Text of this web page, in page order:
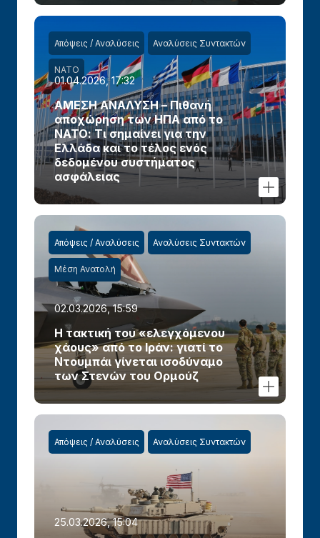
Απόψεις / Αναλύσεις Αναλύσεις Συντακτών
ΝΑΤΟ
01.04.2026, 17:32
ΑΜΕΣΗ ΑΝΑΛΥΣΗ – Πιθανή
αποχώρηση των ΗΠΑ από το
ΝΑΤΟ: Τι σημαίνει για την
Ελλάδα και το τέλος ενός
δεδομένου συστήματος
ασφάλειας
Απόψεις / Αναλύσεις Αναλύσεις Συντακτών
Μέση Ανατολή
02.03.2026, 15:59
Η τακτική του «ελεγχόμενου
χάους» από το Ιράν: γιατί το
Ντουμπάι γίνεται ισοδύναμο
των Στενών του Ορμούζ
Απόψεις / Αναλύσεις Αναλύσεις Συντακτών
25.03.2026, 15:04